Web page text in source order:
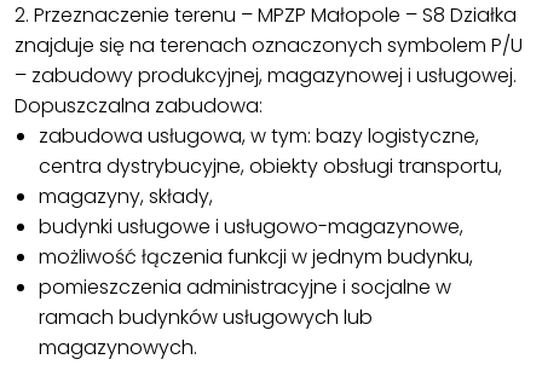
2. Przeznaczenie terenu – MPZP Małopole – S8 Działka
znajduje się na terenach oznaczonych symbolem P/U
– zabudowy produkcyjnej, magazynowej i usługowej.
Dopuszczalna zabudowa:
zabudowa usługowa, w tym: bazy logistyczne,
centra dystrybucyjne, obiekty obsługi transportu,
magazyny, składy,
budynki usługowe i usługowo-magazynowe,
możliwość łączenia funkcji w jednym budynku,
pomieszczenia administracyjne i socjalne w
ramach budynków usługowych lub
magazynowych.